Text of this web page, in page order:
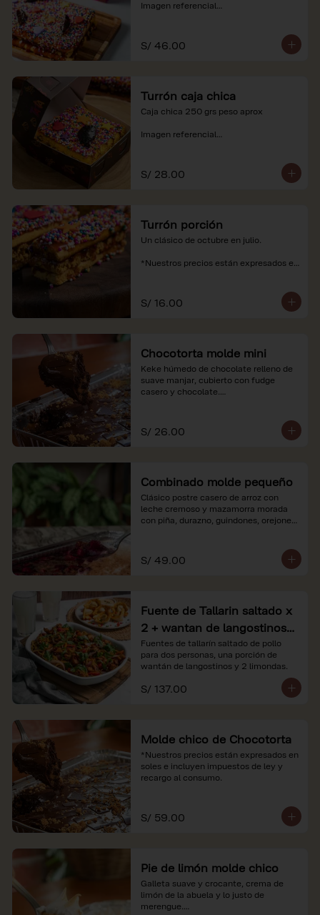
Imagen referencial
soles e incluyen impuestos de ley y
recargo al consumo.
S/ 46.00
Turrón caja chica
Caja chica 250 grs peso aprox
Imagen referencial
soles e incluyen impuestos de ley y
recargo al consumo.
S/ 28.00
Turrón porción
Un clásico de octubre en julio.
*Nuestros precios están expresados en
S/ 16.00
Chocotorta molde mini
Keke húmedo de chocolate relleno de
suave manjar, cubierto con fudge
casero y chocolate.
soles e incluyen impuestos de ley y
recargo al consumo. Imagenes
S/ 26.00
Combinado molde pequeño
Clásico postre casero de arroz con
leche cremoso y mazamorra morada
con piña, durazno, guindones, orejones
*Nuestros precios están expresados en
soles e incluyen impuestos de ley y
S/ 49.00
Fuente de Tallarin saltado x
2 + wantan de langostinos +
2 limonadas
Fuentes de tallarín saltado de pollo
para dos personas, una porción de
wantán de langostinos y 2 limondas.
S/ 137.00
Molde chico de Chocotorta
*Nuestros precios están expresados en
soles e incluyen impuestos de ley y
recargo al consumo.
S/ 59.00
Pie de limón molde chico
Galleta suave y crocante, crema de
limón de la abuela y lo justo de
merengue.